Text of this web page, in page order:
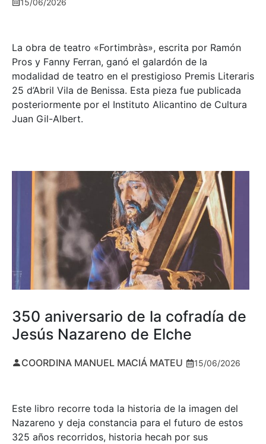
La obra de teatro «Fortimbràs», escrita por Ramón
Pros y Fanny Ferran, ganó el galardón de la
modalidad de teatro en el prestigioso Premis Literaris
25 d’Abril Vila de Benissa. Esta pieza fue publicada
posteriormente por el Instituto Alicantino de Cultura
Juan Gil-Albert.
350 aniversario de la cofradía de
Jesús Nazareno de Elche
COORDINA MANUEL MACIÁ MATEU 15/06/2026
Este libro recorre toda la historia de la imagen del
Nazareno y deja constancia para el futuro de estos
325 años recorridos, historia hecah por sus